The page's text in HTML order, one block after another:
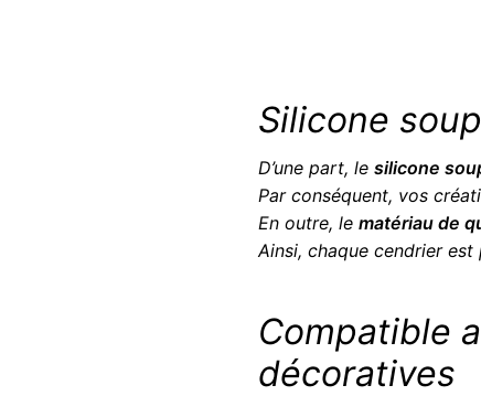
Silicone
D’une part, le silicone
Par conséquent, vos
En outre, le matériau de
Ainsi, chaque cendrier
Compatible
décoratives